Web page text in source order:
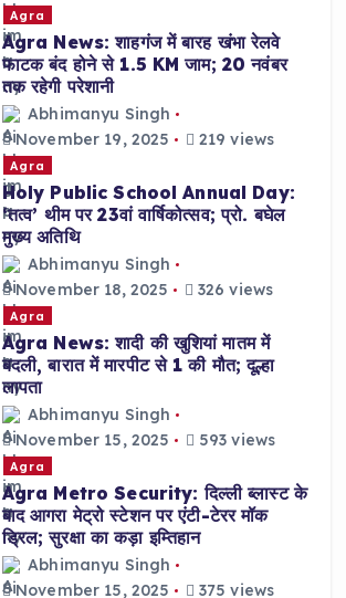
Agra
Agra News: शाहगंज में बारह खंभा रेलवे
फाटक बंद होने से 1.5 KM जाम; 20 नवंबर
तक रहेगी परेशानी
Abhimanyu Singh
November 19, 2025
219 views
Agra
Holy Public School Annual Day:
‘तत्व’ थीम पर 23वां वार्षिकोत्सव; प्रो. बघेल
मुख्य अतिथि
Abhimanyu Singh
November 18, 2025
326 views
Agra
Agra News: शादी की खुशियां मातम में
बदली, बारात में मारपीट से 1 की मौत; दूल्हा
लापता
Abhimanyu Singh
November 15, 2025
593 views
Agra
Agra Metro Security: दिल्ली ब्लास्ट के
बाद आगरा मेट्रो स्टेशन पर एंटी-टेरर मॉक
ड्रिल; सुरक्षा का कड़ा इम्तिहान
Abhimanyu Singh
November 15, 2025
375 views